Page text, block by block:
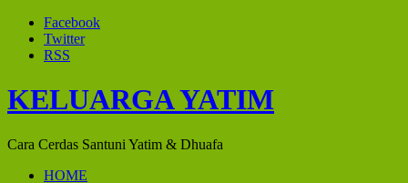
Facebook
Twitter
RSS
KELUARGA YATIM
Cara Cerdas Santuni Yatim & Dhuafa
HOME